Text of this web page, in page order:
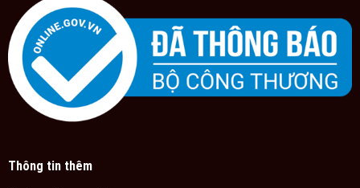
Thông tin thêm